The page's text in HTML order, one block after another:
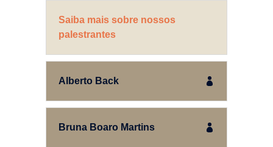
Saiba mais sobre nossos
palestrantes
Alberto Back
Bruna Boaro Martins